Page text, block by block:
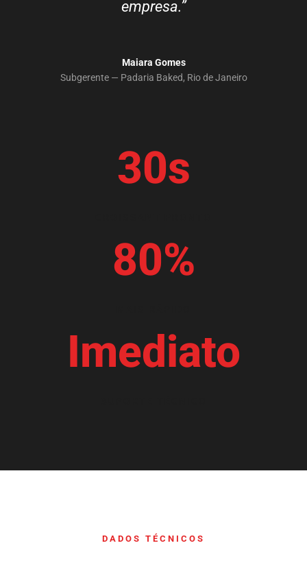
empresa.”
Maiara Gomes
Subgerente — Padaria Baked, Rio de Janeiro
30s
80%
Imediato
DADOS TÉCNICOS